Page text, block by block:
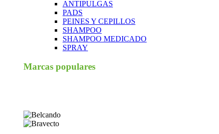
ANTIPULGAS
PADS
PEINES Y CEPILLOS
SHAMPOO
SHAMPOO MEDICADO
SPRAY
Marcas populares